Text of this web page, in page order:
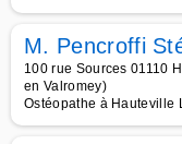
M. Pencroffi
100 rue Sources 01110
en Valromey)
Ostéopathe à Hauteville